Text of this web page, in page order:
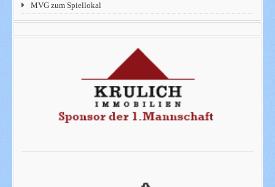
MVG zum Spiellokal